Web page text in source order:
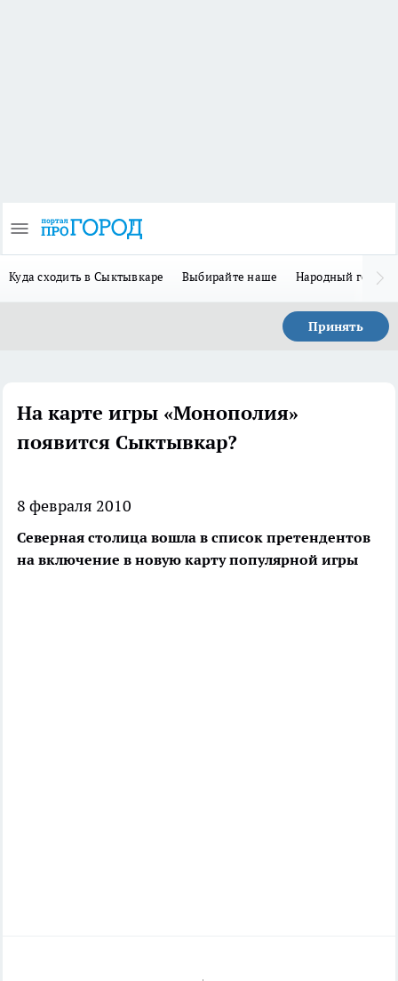
Куда сходить в Сыктывкаре Выбирайте наше Народный герой-
Принять
На карте игры «Монополия»
появится Сыктывкар?
8 февраля 2010
Северная столица вошла в список претендентов
на включение в новую карту популярной игры